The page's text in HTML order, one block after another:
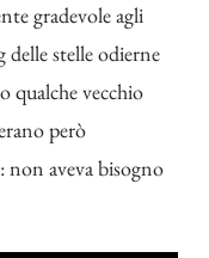
gradevole agli
delle stelle odierne
qualche vecchio
però
non aveva bisogno